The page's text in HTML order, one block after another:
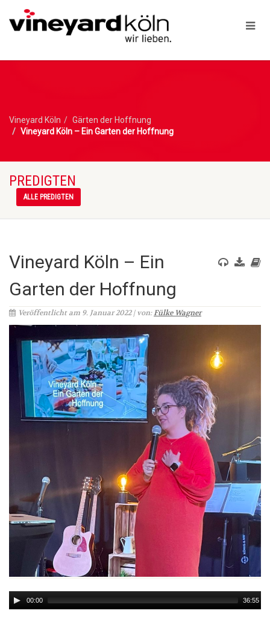
Vineyard Köln
Gärten der Hoffnung
Vineyard Köln – Ein Garten der Hoffnung
PREDIGTEN
ALLE PREDIGTEN
Vineyard Köln – Ein
Garten der Hoffnung
Veröffentlicht am 9. Januar 2022 | von:Fülke Wagner
Audio
Player
00:00 36:55